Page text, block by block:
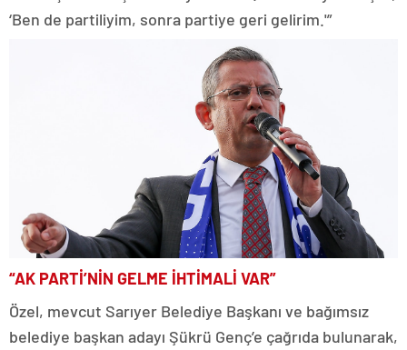
‘Ben de partiliyim, sonra partiye geri gelirim.'”
“AK PARTİ’NİN GELME İHTİMALİ VAR”
Özel, mevcut Sarıyer Belediye Başkanı ve bağımsız
belediye başkan adayı Şükrü Genç’e çağrıda bulunarak,